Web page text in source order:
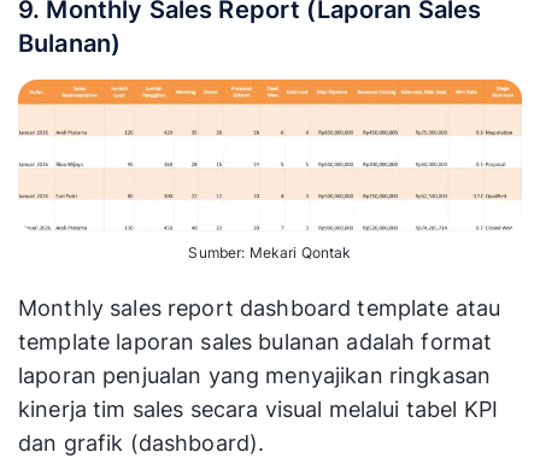
9. Monthly Sales Report (Laporan Sales
Bulanan)
Sumber: Mekari Qontak
Monthly sales report dashboard template atau
template laporan sales bulanan adalah format
laporan penjualan yang menyajikan ringkasan
kinerja tim sales secara visual melalui tabel KPI
dan grafik (dashboard).